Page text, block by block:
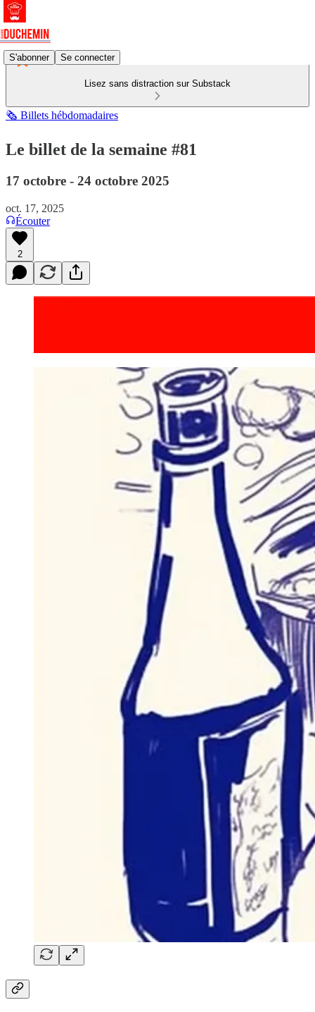
S'abonner Se connecter
Lisez sans distraction sur Substack
🗞️ Billets hébdomadaires
Le billet de la semaine #81
17 octobre - 24 octobre 2025
oct. 17, 2025
Écouter
2